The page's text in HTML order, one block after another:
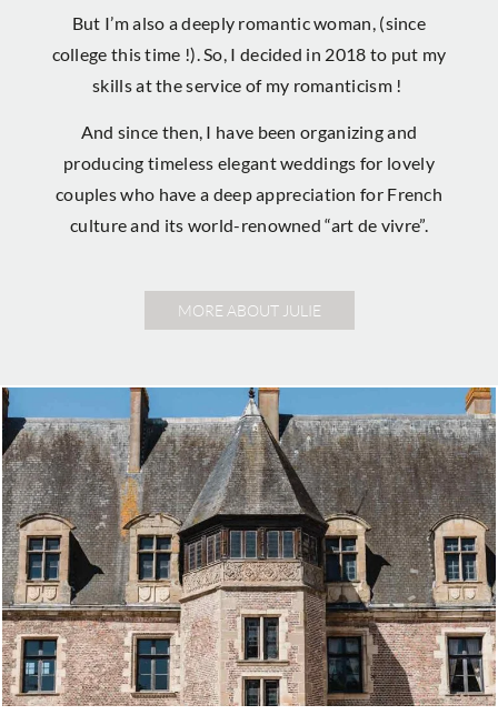
But I’m also a deeply romantic woman, (since
college this time !). So, I decided in 2018 to put my
skills at the service of my romanticism !
And since then, I have been organizing and
producing timeless elegant weddings for lovely
couples who have a deep appreciation for French
culture and its world-renowned “art de vivre”.
MORE ABOUT JULIE